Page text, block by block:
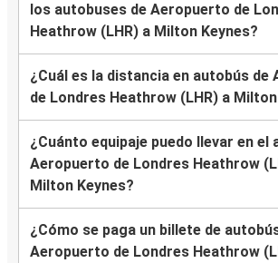
los autobuses de Aeropuerto de
Heathrow (LHR) a Milton Keynes?
¿Cuál es la distancia en autobús de
de Londres Heathrow (LHR) a
¿Cuánto equipaje puedo llevar en el
Aeropuerto de Londres Heathrow
Milton Keynes?
¿Cómo se paga un billete de
Aeropuerto de Londres Heathrow